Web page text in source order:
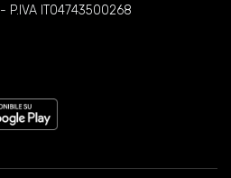
- P.IVA IT04743500268